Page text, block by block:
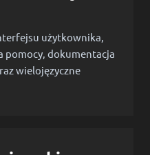
użytkownika,
pomocy, dokumentacja
wielojęzyczne